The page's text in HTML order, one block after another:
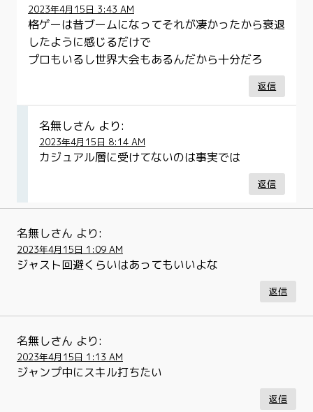
2023年4月15日 3:43 AM
格ゲーは昔ブームになってそれが凄かったから衰退
したように感じるだけで
プロもいるし世界大会もあるんだから十分だろ
返信
名無しさん より:
2023年4月15日 8:14 AM
カジュアル層に受けてないのは事実では
返信
名無しさん より:
2023年4月15日 1:09 AM
ジャスト回避くらいはあってもいいよな
返信
名無しさん より:
2023年4月15日 1:13 AM
ジャンプ中にスキル打ちたい
返信